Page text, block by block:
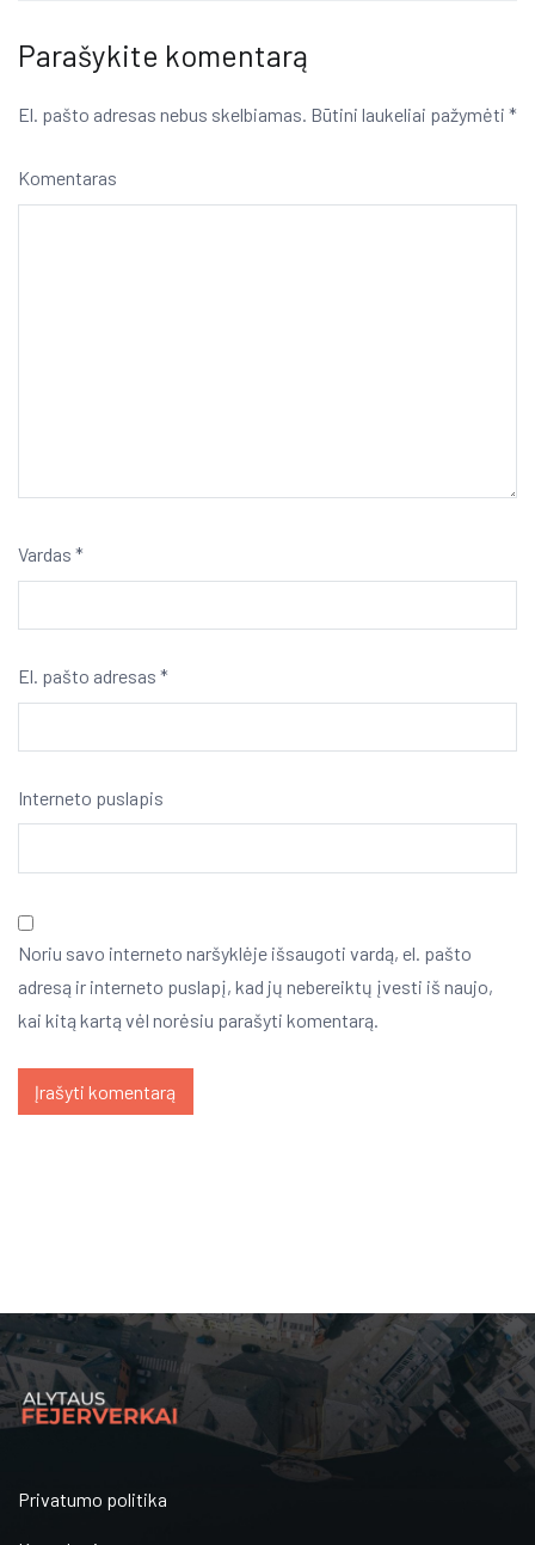
įrašų
Parašykite komentarą
El. pašto adresas nebus skelbiamas. Būtini laukeliai pažymėti *
Komentaras
Vardas *
El. pašto adresas *
Interneto puslapis
Noriu savo interneto naršyklėje išsaugoti vardą, el. pašto
adresą ir interneto puslapį, kad jų nebereiktų įvesti iš naujo,
kai kitą kartą vėl norėsiu parašyti komentarą.
Privatumo politika